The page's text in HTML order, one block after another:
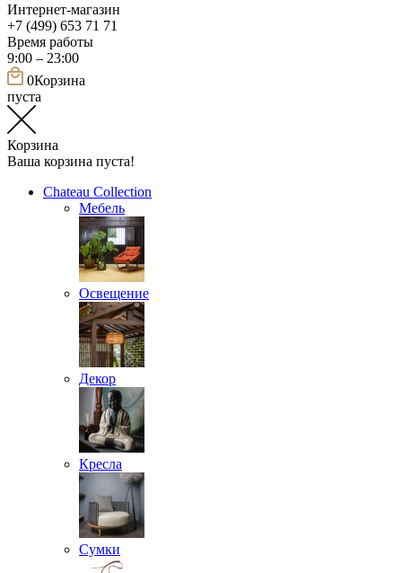
Интернет-магазин
+7 (499) 653 71 71
Время работы
9:00 – 23:00
0Корзина
пуста
Корзина
Ваша корзина пуста!
Chateau Collection
Мебель
Освещение
Декор
Кресла
Сумки